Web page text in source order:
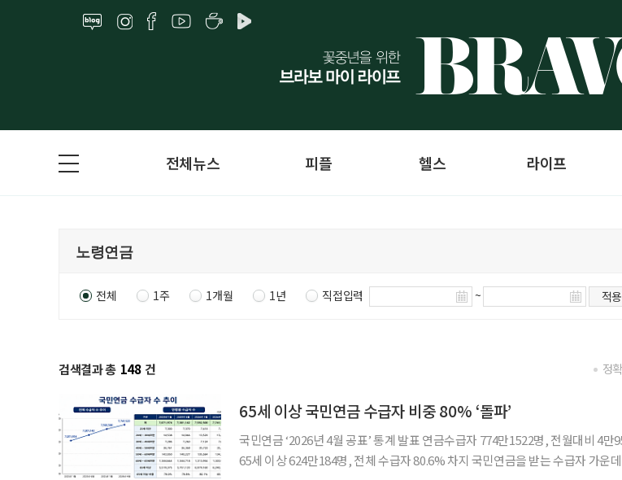
전체뉴스 피플 헬스 라이프
전체 1주 1개월 1년 직접입력 ~ 적용
검색결과 총 148 건 정
65세 이상 국민연금 수급자 비중 80% ‘돌파’
국민연금 ‘2026년 4월 공표’ 통계 발표 연금수급자 774만1522명, 전월대비 4만
65세 이상 624만184명, 전체 수급자 80.6% 차지 국민연금을 받는 수급자 가운데 65세 이상